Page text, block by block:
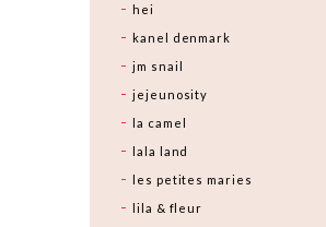
hei
kanel denmark
jm snail
jejeunosity
la camel
lala land
les petites maries
lila & fleur